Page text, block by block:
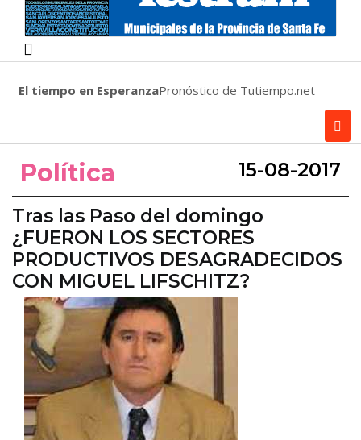
El tiempo en EsperanzaPronóstico de Tutiempo.net
Política 15-08-2017
Tras las Paso del domingo
¿FUERON LOS SECTORES
PRODUCTIVOS DESAGRADECIDOS
CON MIGUEL LIFSCHITZ?